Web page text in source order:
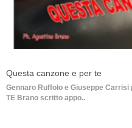
Questa canzone e per te
Gennaro Ruffolo e Giuseppe Carrisi
TE Brano scritto appo..